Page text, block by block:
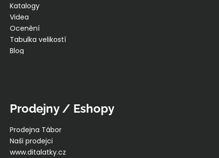
Katalogy
Videa
Ocenění
Tabulka velikostí
Blog
Prodejny / Eshopy
Prodejna Tábor
Naši prodejci
www.ditalatky.cz